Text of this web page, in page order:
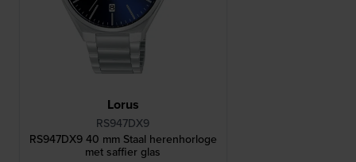
Lorus
RS947DX9
RS947DX9 40 mm Staal herenhorloge
met saffier glas